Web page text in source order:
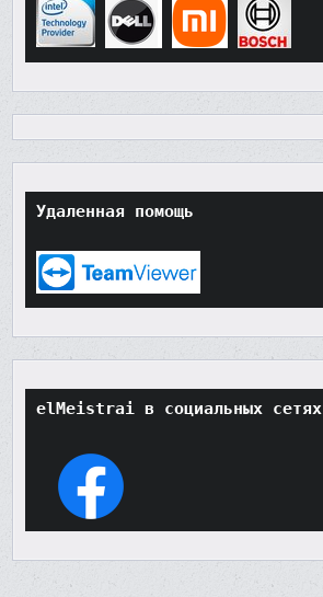
Удаленная помощь
elMeistrai в социальных сетях